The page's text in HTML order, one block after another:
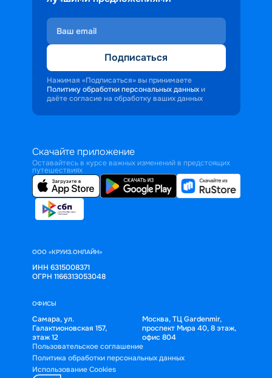
Подписаться
Нажимая «Подписаться» вы принимаете
Политику обработки персональных данных и
даёте согласие на обработку ваших данных
Скачайте приложение
Оставайтесь в курсе важных изменений в предстоящих
путешествиях
ООО «КРУИЗ.ОНЛАЙН»
ИНН 6315008371
ОГРН 1166313053048
ОФИСЫ
Самара, ул.
Галактионовская 157,
этаж 12
Москва, ТЦ Gardenmir,
проспект Мира 40, 8 этаж,
офис 804
Пользовательское соглашение
Политика обработки персональных данных
Использование Cookies